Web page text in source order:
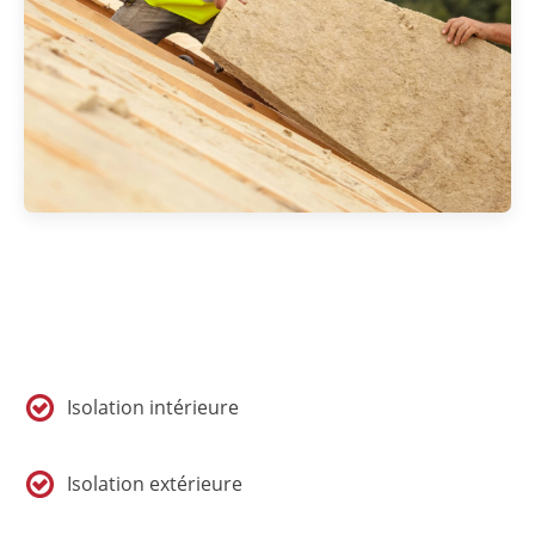
Isolation intérieure
Isolation extérieure